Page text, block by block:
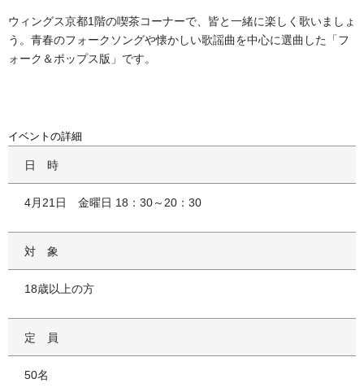
ウィングス京都1階の喫茶コーナーで、皆と一緒に楽しく歌いましょ
う。青春のフォークソングや懐かしい歌謡曲を中心に選曲した「フ
ォーク＆ポップス版」です。
イベントの詳細
日時
4月21日 金曜日 18：30～20：30
対象
18歳以上の方
定員
50名